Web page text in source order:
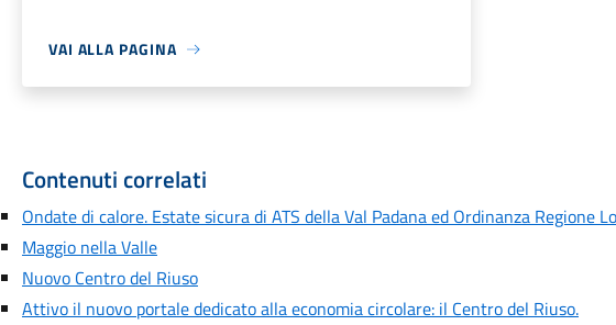
VAI ALLA PAGINA
Contenuti correlati
Ondate di calore. Estate sicura di ATS della Val Padana ed Ordinanza Regione
Maggio nella Valle
Nuovo Centro del Riuso
Attivo il nuovo portale dedicato alla economia circolare: il Centro del Riuso.